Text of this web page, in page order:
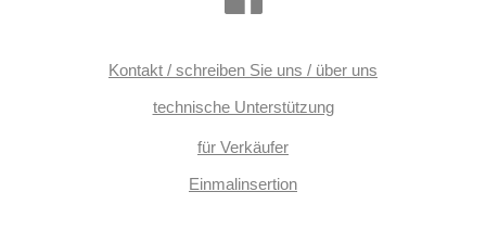
Kontakt / schreiben Sie uns / über uns
technische Unterstützung
für Verkäufer
Einmalinsertion